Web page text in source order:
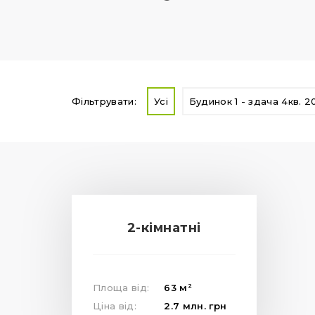
Фільтрувати: Усі Будинок 1 - здача 4кв.
2-кімнатні
Площа від: 63м 2
Ціна від: 2.7 млн. грн